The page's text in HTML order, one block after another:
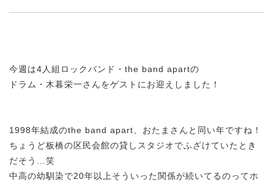
今週は4人組ロックバンド・the band apartの
ドラム・木暮栄一さんをゲストにお迎えしました！
1998年結成のthe band apart、 おたまさんと同い年ですね！
ちょうど板橋の区民会館の貸しスタジオでふざけていたとき
だそう…笑
中高の幼馴染で20年以上そういった関係が続いてるのってホ